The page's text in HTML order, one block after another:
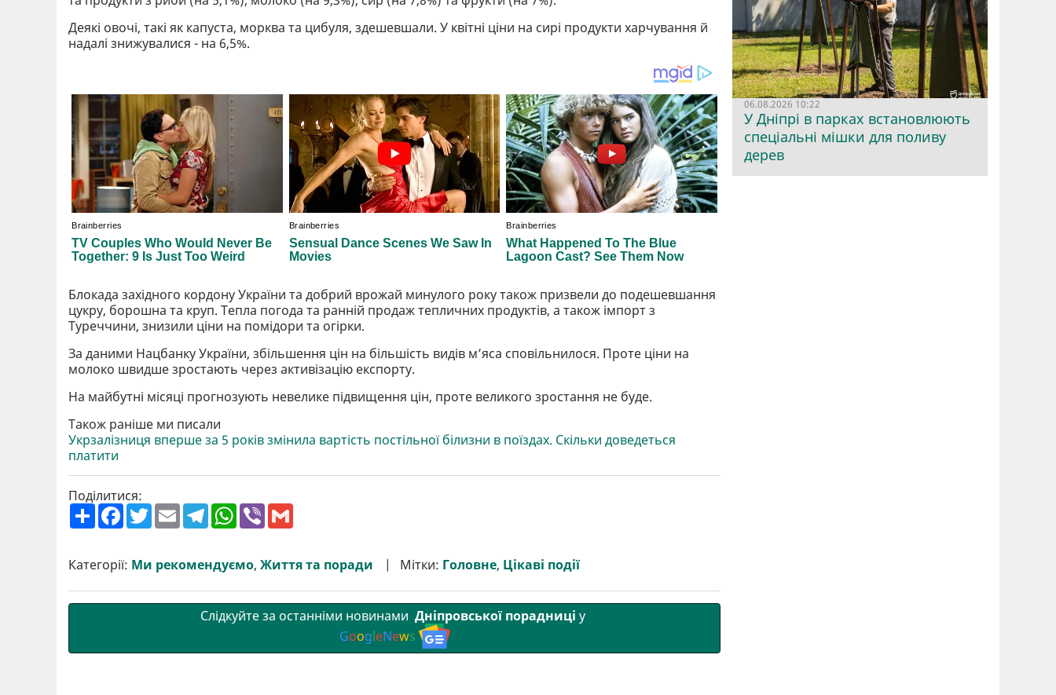
Деякі овочі, такі як капуста, морква та цибуля, здешевшали. У квітні ціни на сирі продукти харчування й
надалі знижувалися - на 6,5%.
Блокада західного кордону України та добрий врожай минулого року також призвели до подешевшання
цукру, борошна та круп. Тепла погода та ранній продаж тепличних продуктів, а також імпорт з
Туреччини, знизили ціни на помідори та огірки.
За даними Нацбанку України, збільшення цін на більшість видів м’яса сповільнилося. Проте ціни на
молоко швидше зростають через активізацію експорту.
На майбутні місяці прогнозують невелике підвищення цін, проте великого зростання не буде.
Також раніше ми писали
Укрзалізниця вперше за 5 років змінила вартість постільної білизни в поїздах. Скільки доведеться
платити
Поділитися:
П
о
р
и
F
a
b
o
T
w
e
E
m
l
T
e
g
r
W
h
s
A
V
r l
Категорії: Ми рекомендуємо, Життя та поради Мітки: Головне, Цікаві події
Слідкуйте за останніми новинами Дніпровської порадниці у
GoogleNews
06.08.2026 10:22
У Дніпрі в парках встановлюють
спеціальні мішки для поливу
дерев